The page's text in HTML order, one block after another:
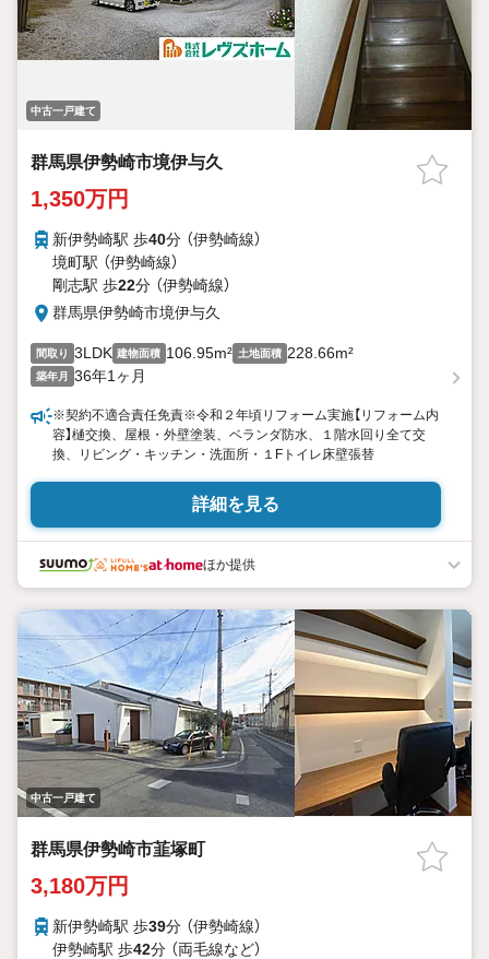
中古一戸建て
群馬県伊勢崎市境伊与久
1,350万円
新伊勢崎駅 歩40分 （伊勢崎線）
境町駅 （伊勢崎線）
剛志駅 歩22分 （伊勢崎線）
群馬県伊勢崎市境伊与久
間取り 3LDK 建物面積 106.95m² 土地面積 228.66m²
築年月 36年1ヶ月
※契約不適合責任免責※令和２年頃リフォーム実施【リフォーム内
容】樋交換、屋根・外壁塗装、ベランダ防水、１階水回り全て交
換、リビング・キッチン・洗面所・１Fトイレ床壁張替
詳細を見る
ほか提供
中古一戸建て
群馬県伊勢崎市韮塚町
3,180万円
新伊勢崎駅 歩39分 （伊勢崎線）
伊勢崎駅 歩42分 （両毛線など）